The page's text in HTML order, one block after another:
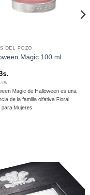
DEL POZO
Magic 100 ml
Magic de Halloween es una
de la familia olfativa Floral
para Mujeres